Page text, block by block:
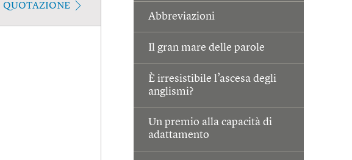
Abbreviazioni
Il gran mare delle parole
È irresistibile l’ascesa degli
anglismi?
Un premio alla capacità di
adattamento
QUOTAZIONE